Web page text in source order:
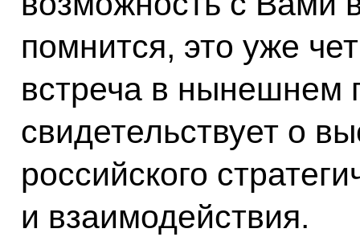
помнится, это уже
встреча в нынешнем
свидетельствует о
российского
и взаимодействия.